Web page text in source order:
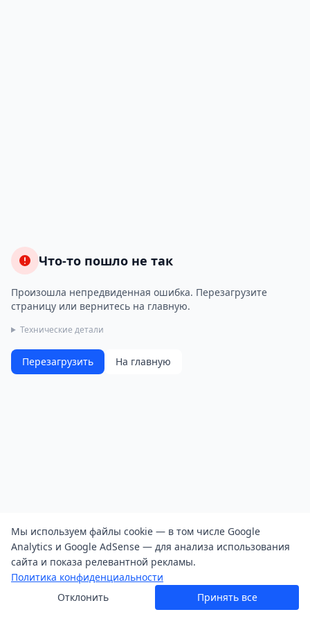
Что-то пошло не так
Произошла непредвиденная ошибка. Перезагрузите
страницу или вернитесь на главную.
Технические детали
Перезагрузить На главную
Мы используем файлы cookie — в том числе Google
Analytics и Google AdSense — для анализа использования
сайта и показа релевантной рекламы.
Политика конфиденциальности
Отклонить
Принять все